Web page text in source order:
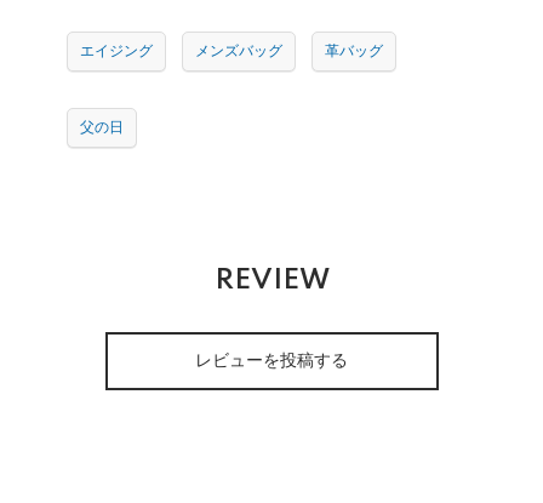
エイジング メンズバッグ 革バッグ
父の日
REVIEW
レビューを投稿する